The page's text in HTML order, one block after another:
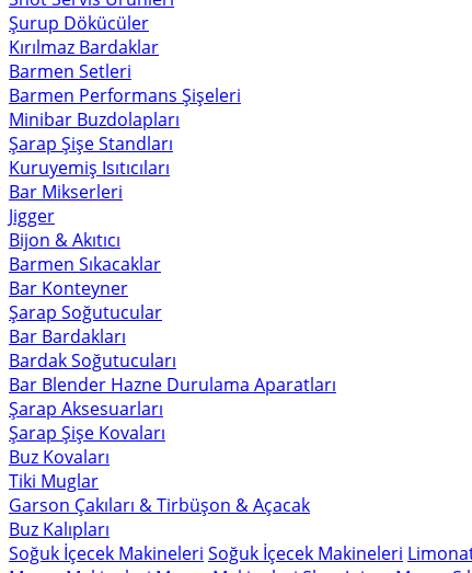
Şurup Dökücüler
Kırılmaz Bardaklar
Barmen Setleri
Barmen Performans Şişeleri
Minibar Buzdolapları
Şarap Şişe Standları
Kuruyemiş Isıtıcıları
Bar Mikserleri
Jigger
Bijon & Akıtıcı
Barmen Sıkacaklar
Bar Konteyner
Şarap Soğutucular
Bar Bardakları
Bardak Soğutucuları
Bar Blender Hazne Durulama Aparatları
Şarap Aksesuarları
Şarap Şişe Kovaları
Buz Kovaları
Tiki Muglar
Garson Çakıları & Tirbüşon & Açacak
Buz Kalıpları
Soğuk İçecek Makineleri Soğuk İçecek Makineleri